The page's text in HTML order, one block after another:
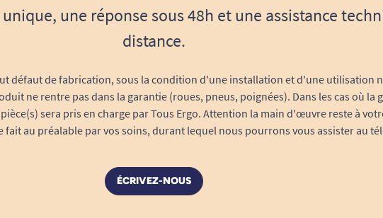
une réponse sous 48h et une assistance
distance.
défaut de fabrication, sous la condition d'une installation et d'une utilisation
ne rentre pas dans la garantie (roues, pneus, poignées). Dans les cas où la
sera pris en charge par Tous Ergo. Attention la main d'œuvre reste à
fait au préalable par vos soins, durant lequel nous pourrons vous assister au
ÉCRIVEZ-NOUS